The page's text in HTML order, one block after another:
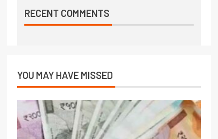
RECENT COMMENTS
YOU MAY HAVE MISSED